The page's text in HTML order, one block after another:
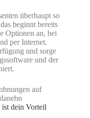
überhaupt so
beginnt bereits
Optionen an, bei
per Internet.
und sorge
und der
dein Vorteil